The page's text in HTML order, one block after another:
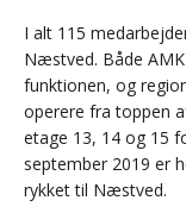
I alt 115
Næstved. Både
funktionen, og
operere fra toppen
etage 13, 14 og 15
september 2019 er
rykket til Næstved.